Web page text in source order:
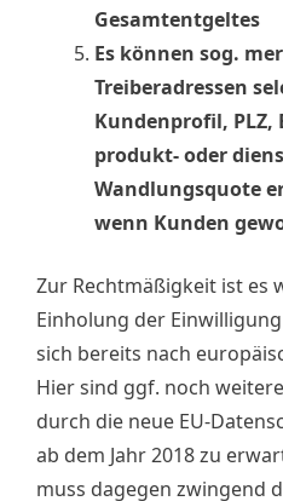
Gesamtentgeltes
Es können sog.
Treiberadressen
Kundenprofil,
produkt- oder
Wandlungsquote
wenn Kunden
Zur Rechtmäßigkeit ist es
Einholung der
sich bereits nach
Hier sind ggf. noch
durch die neue EU-
ab dem Jahr 2018 zu
muss dagegen zwingend